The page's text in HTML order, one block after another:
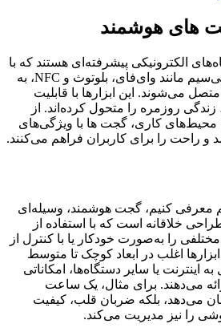
های هوشمند
الکترونیکی پیشرفته‌ای هستند که با
بهره‌گیری از فناوری‌های بی‌سیم مانند وای‌فای، بلوتوث و NFC، به
می‌شوند. این ابزارها با قابلیت
روزمره را متحول کرده‌اند. از
محیط‌های کاری، گجت‌ ها با ویژگی‌های
و راحت را برای کاربران فراهم می‌کنند.
معرفی کنیم، گجت هوشمند، وسیله‌ای
طراحی خلاقانه است که با استفاده از
را به‌صورت خودکار یا با کنترل از
اغلب در ابعاد کوچک تا متوسط
اینترنت یا سایر دستگاه‌ها، امکاناتی
می‌دهند. برای مثال، یک ساعت
می‌دهد، بلکه ضربان قلب، کیفیت
را نیز مدیریت می‌کند.